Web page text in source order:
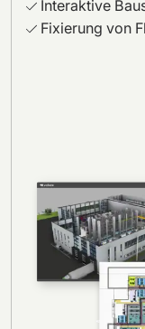
Interaktive
Fixierung von